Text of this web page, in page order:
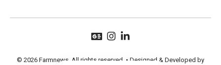
© 2026 Farmnews. All rights reserved. • Designed & Developed by